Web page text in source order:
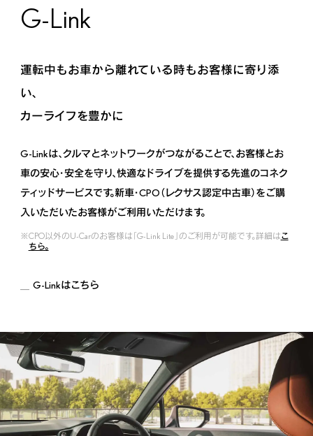
G-Link
運転中もお車から離れている時もお客様に寄り添
い、
カーライフを豊かに
G-Linkは、クルマとネットワークがつながることで、お客様とお
車の安心・安全を守り、快適なドライブを提供する先進のコネク
ティッドサービスです。新車・CPO（レクサス認定中古車）をご購
入いただいたお客様がご利用いただけます。
CPO以外のU-Carのお客様は「G-Link Lite」のご利用が可能です。詳細はこ
ちら。
G-Linkはこちら